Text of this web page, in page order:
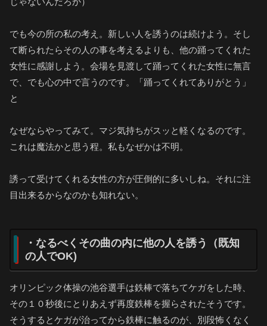
でも今の所の私の考え。新しい人を誘うのは続けよう。そし
て断られたらその人の事を考えるよりも、他の踊ってくれた
女性に感謝しよう。会場を見渡して踊ってくれた女性に無言
で、でも心の中で言うのです。「踊ってくれてありがとう」
と
なぜならやってみて。マジ気持ちがスッと軽くなるのです。
これは魔法かと思う程。私もなぜかは不明。
誘って受けてくれる女性の方が圧倒的に多いしね。それに注
目出来るからなのかも知れない。
・なるべくその曲の内に他の人を誘う（既知
の人でOK)
オリンピック体操の池谷選手は鉄棒で落ちてケガをした時、
その１０秒後にとりあえず再度鉄棒を握らされたそうです。
そうするとケガが治ってから鉄棒に触るのが、別段怖くなく